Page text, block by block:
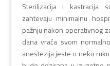
Sterilizacija i kastracija
zahtevaju minimalnu
pažnju nakon operativnog
dana vraća svom
anestezija jeste u neku